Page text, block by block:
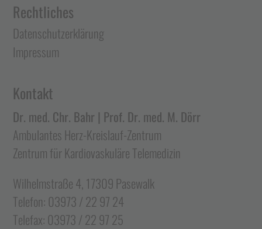
Rechtliches
Datenschutzerklärung
Impressum
Kontakt
Dr. med. Chr. Bahr | Prof. Dr. med. M. Dörr
Ambulantes Herz-Kreislauf-Zentrum
Zentrum für Kardiovaskuläre Telemedizin
Wilhelmstraße 4, 17309 Pasewalk
Telefon: 03973 / 22 97 24
Telefax: 03973 / 22 97 25